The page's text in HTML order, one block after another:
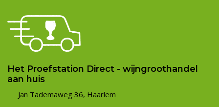
Het Proefstation Direct - wijngroothandel
aan huis
Jan Tademaweg 36, Haarlem